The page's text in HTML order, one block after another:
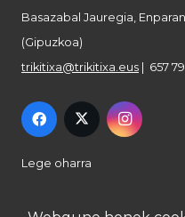
Basazabal Jauregia,
(Gipuzkoa)
trikitixa@trikitixa.eus | 657
Lege oharra
Pribatutasun politika